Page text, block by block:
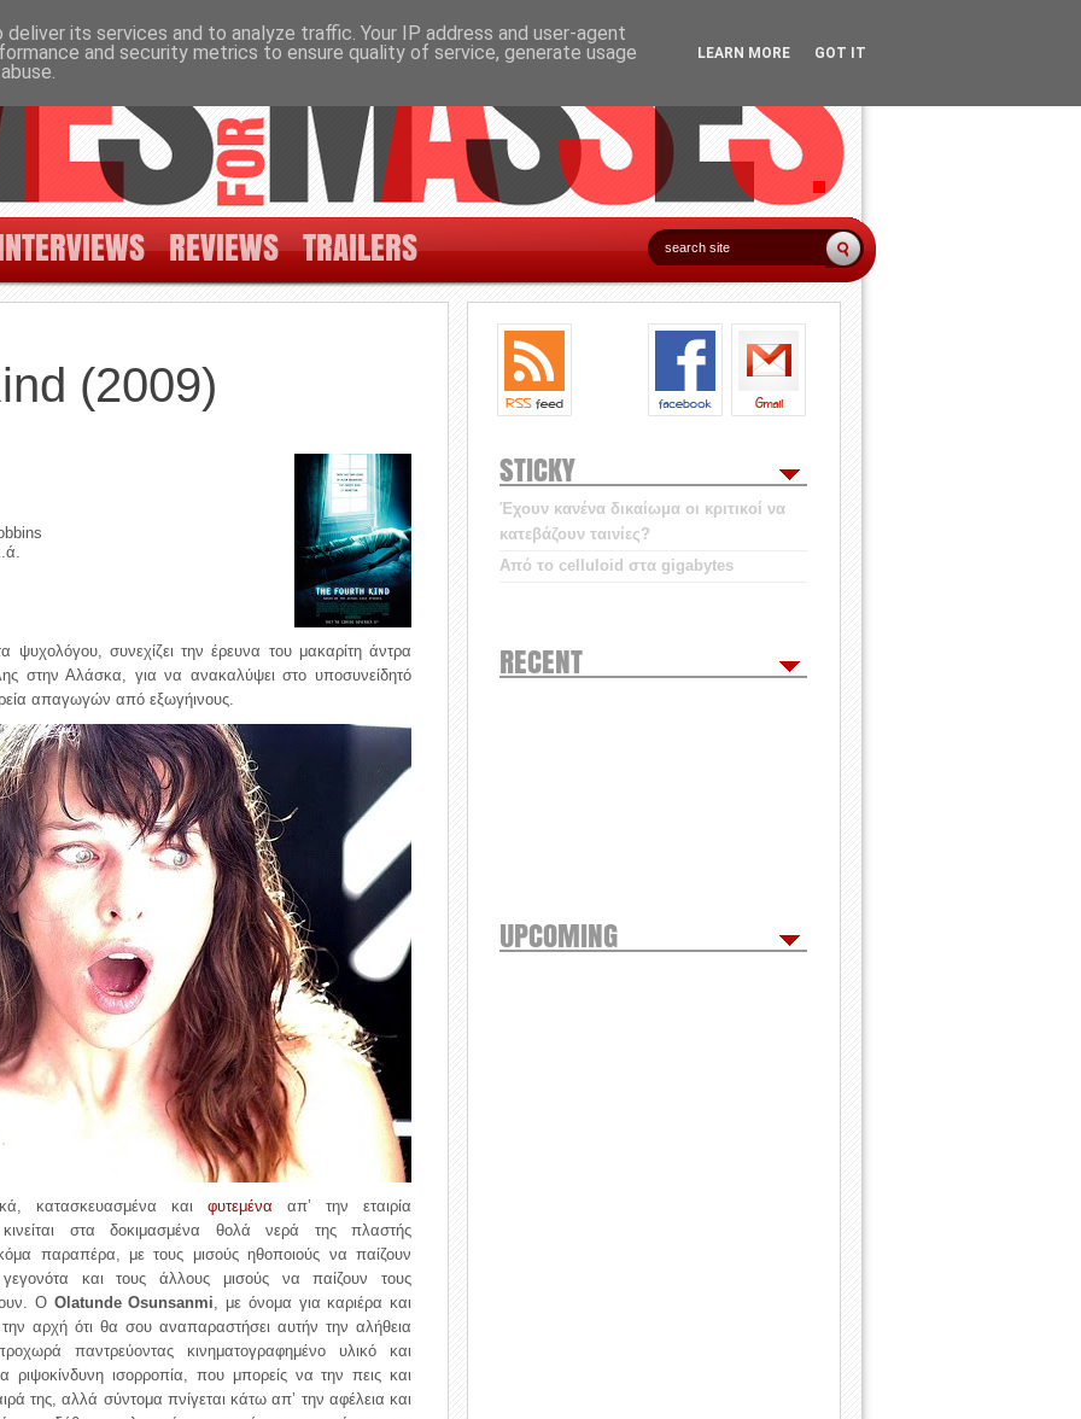
REVIEWS TRAILERS
(2009)
ψυχολόγου, συνεχίζει την έρευνα του μακαρίτη άντρα
στην Αλάσκα, για να ανακαλύψει στο υποσυνείδητό
απαγωγών από εξωγήινους.
κατασκευασμένα και φυτεμένα απ’ την εταιρία
στα δοκιμασμένα θολά νερά της πλαστής
παραπέρα, με τους μισούς ηθοποιούς να παίζουν
και τους άλλους μισούς να παίζουν τους
Ο Olatunde Osunsanmi, με όνομα για καριέρα και
την αρχή ότι θα σου αναπαραστήσει αυτήν την αλήθεια
παντρεύοντας κινηματογραφημένο υλικό και
ριψοκίνδυνη ισορροπία, που μπορείς να την πεις και
της, αλλά σύντομα πνίγεται κάτω απ’ την αφέλεια και
STICKY
Έχουν κανένα δικαίωμα οι κριτικοί να
κατεβάζουν ταινίες?
Από το celluloid στα gigabytes
RECENT
UPCOMING
its services and to analyze traffic. Your IP address and user-agent
and security metrics to ensure quality of service, generate usage
LEARN MORE GOT IT